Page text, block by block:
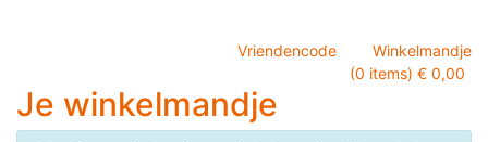
Vriendencode
Winkelmandje
(0 items) € 0,00
Je winkelmandje